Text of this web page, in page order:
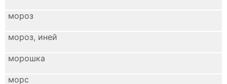
мороз
мороз, иней
морошка
морс